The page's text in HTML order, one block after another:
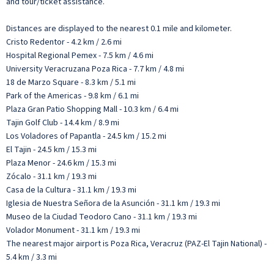
Distances are displayed to the nearest 0.1 mile and kilometer.
Cristo Redentor - 4.2 km / 2.6 mi
Hospital Regional Pemex - 7.5 km / 4.6 mi
University Veracruzana Poza Rica - 7.7 km / 4.8 mi
18 de Marzo Square - 8.3 km / 5.1 mi
Park of the Americas - 9.8 km / 6.1 mi
Plaza Gran Patio Shopping Mall - 10.3 km / 6.4 mi
Tajin Golf Club - 14.4 km / 8.9 mi
Los Voladores of Papantla - 24.5 km / 15.2 mi
El Tajin - 24.5 km / 15.3 mi
Plaza Menor - 24.6 km / 15.3 mi
Zócalo - 31.1 km / 19.3 mi
Casa de la Cultura - 31.1 km / 19.3 mi
Iglesia de Nuestra Señora de la Asunción - 31.1 km / 19.3 mi
Museo de la Ciudad Teodoro Cano - 31.1 km / 19.3 mi
Volador Monument - 31.1 km / 19.3 mi
The nearest major airport is Poza Rica, Veracruz (PAZ-El Tajin National) -
5.4 km / 3.3 mi